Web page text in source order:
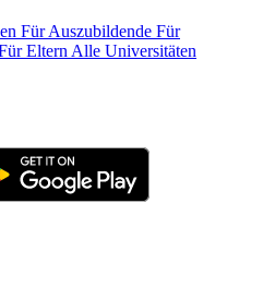
Für Auszubildende Für
Eltern Alle Universitäten